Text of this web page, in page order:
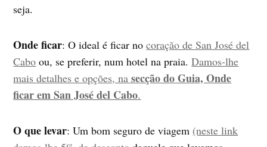
seja.
Onde ficar: O ideal é ficar nocoração de San José del
Cabo ou, se preferir, num hotel na praia.Damos-lhe
mais detalhes e opções, na secção do Guia, Onde
ficar em San José del Cabo.
O que levar: Um bom seguro de viagem (neste link